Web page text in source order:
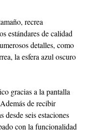
recrea
estándares de calidad
detalles, como
la esfera azul oscuro
gracias a la pantalla
de recibir
desde seis estaciones
con la funcionalidad